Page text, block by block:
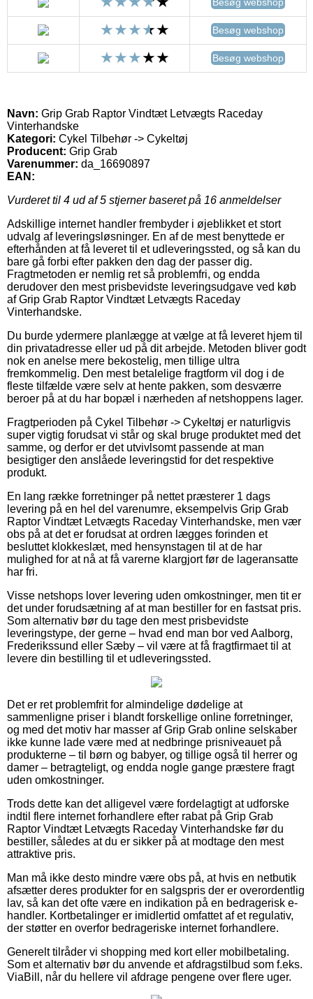
Besøg webshop
Besøg webshop
Navn: Grip Grab Raptor Vindtæt Letvægts Raceday
Vinterhandske
Kategori: Cykel Tilbehør -> Cykeltøj
Producent: Grip Grab
Varenummer: da_16690897
EAN:
Vurderet til 4 ud af 5 stjerner baseret på 16 anmeldelser
Adskillige internet handler frembyder i øjeblikket et stort
udvalg af leveringsløsninger. En af de mest benyttede er
efterhånden at få leveret til et udleveringssted, og så kan du
bare gå forbi efter pakken den dag der passer dig.
Fragtmetoden er nemlig ret så problemfri, og endda
derudover den mest prisbevidste leveringsudgave ved køb
af Grip Grab Raptor Vindtæt Letvægts Raceday
Vinterhandske.
Du burde ydermere planlægge at vælge at få leveret hjem til
din privatadresse eller ud på dit arbejde. Metoden bliver godt
nok en anelse mere bekostelig, men tillige ultra
fremkommelig. Den mest betalelige fragtform vil dog i de
fleste tilfælde være selv at hente pakken, som desværre
beroer på at du har bopæl i nærheden af netshoppens lager.
Fragtperioden på Cykel Tilbehør -> Cykeltøj er naturligvis
super vigtig forudsat vi står og skal bruge produktet med det
samme, og derfor er det utvivlsomt passende at man
besigtiger den anslåede leveringstid for det respektive
produkt.
En lang række forretninger på nettet præsterer 1 dags
levering på en hel del varenumre, eksempelvis Grip Grab
Raptor Vindtæt Letvægts Raceday Vinterhandske, men vær
obs på at det er forudsat at ordren lægges forinden et
besluttet klokkeslæt, med hensynstagen til at de har
mulighed for at nå at få varerne klargjort før de lageransatte
har fri.
Visse netshops lover levering uden omkostninger, men tit er
det under forudsætning af at man bestiller for en fastsat pris.
Som alternativ bør du tage den mest prisbevidste
leveringstype, der gerne – hvad end man bor ved Aalborg,
Frederikssund eller Sæby – vil være at få fragtfirmaet til at
levere din bestilling til et udleveringssted.
Det er ret problemfrit for almindelige dødelige at
sammenligne priser i blandt forskellige online forretninger,
og med det motiv har masser af Grip Grab online selskaber
ikke kunne lade være med at nedbringe prisniveauet på
produkterne – til børn og babyer, og tillige også til herrer og
damer – betragteligt, og endda nogle gange præstere fragt
uden omkostninger.
Trods dette kan det alligevel være fordelagtigt at udforske
indtil flere internet forhandlere efter rabat på Grip Grab
Raptor Vindtæt Letvægts Raceday Vinterhandske før du
bestiller, således at du er sikker på at modtage den mest
attraktive pris.
Man må ikke desto mindre være obs på, at hvis en netbutik
afsætter deres produkter for en salgspris der er overordentlig
lav, så kan det ofte være en indikation på en bedragerisk e-
handler. Kortbetalinger er imidlertid omfattet af et regulativ,
der støtter en overfor bedrageriske internet forhandlere.
Generelt tilråder vi shopping med kort eller mobilbetaling.
Som et alternativ bør du anvende et afdragstilbud som f.eks.
ViaBill, når du hellere vil afdrage pengene over flere uger.